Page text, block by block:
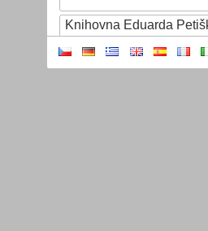
Knihovna Eduarda
Knihovna Ignáta